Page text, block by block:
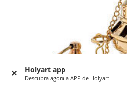
Holyart app
Descubra agora a APP de Holyart